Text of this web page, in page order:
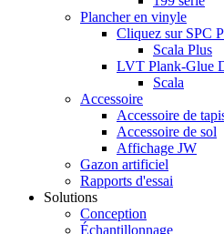
Plancher en vinyle
Cliquez sur SPC
Scala Plus
LVT Plank-Glue
Scala
Accessoire
Accessoire de
Accessoire de sol
Affichage JW
Gazon artificiel
Rapports d'essai
Solutions
Conception
Échantillonnage